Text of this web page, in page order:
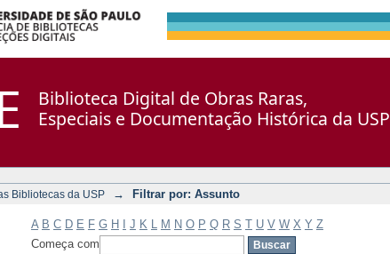
Biblioteca Digital de Obras Raras,
Especiais e Documentação Histórica da USP
Bibliotecas da USP → Filtrar por: Assunto
A B C D E F G H J K M N O P Q R S T U V W X Y Z
Começa com